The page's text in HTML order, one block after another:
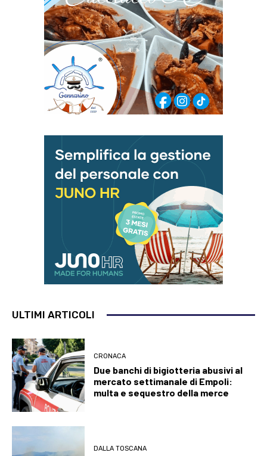
ULTIMI ARTICOLI
CRONACA
Due banchi di bigiotteria abusivi al
mercato settimanale di Empoli:
multa e sequestro della merce
DALLA TOSCANA